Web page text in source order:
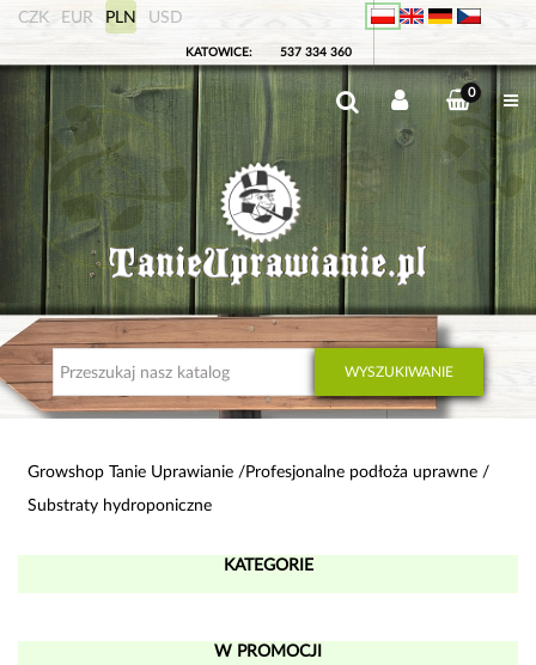
CZK EUR PLN USD
KATOWICE: 537 334 360
0
WYSZUKIWANIE
Growshop Tanie Uprawianie
Profesjonalne podłoża uprawne
Substraty hydroponiczne
KATEGORIE
W PROMOCJI